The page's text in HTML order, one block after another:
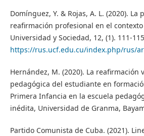
Domínguez, Y. & Rojas, A. L. (2020). La
reafirmación profesional en el
Universidad y Sociedad, 12, (1). 111-
https://rus.ucf.edu.cu/index.php/rus/
Hernández, M. (2020). La reafirmación
pedagógica del estudiante en
Primera Infancia en la escuela
inédita, Universidad de Granma,
Partido Comunista de Cuba. (2021).